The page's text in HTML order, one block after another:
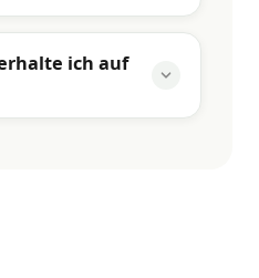
ich auf